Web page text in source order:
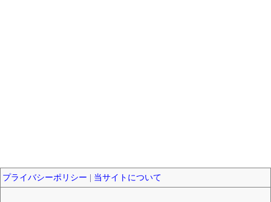
プライバシーポリシー 当サイトについて